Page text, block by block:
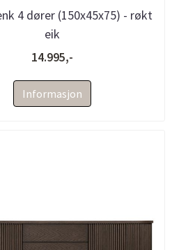
4 dører (150x45x75) - røkt
eik
14.995,-
Informasjon